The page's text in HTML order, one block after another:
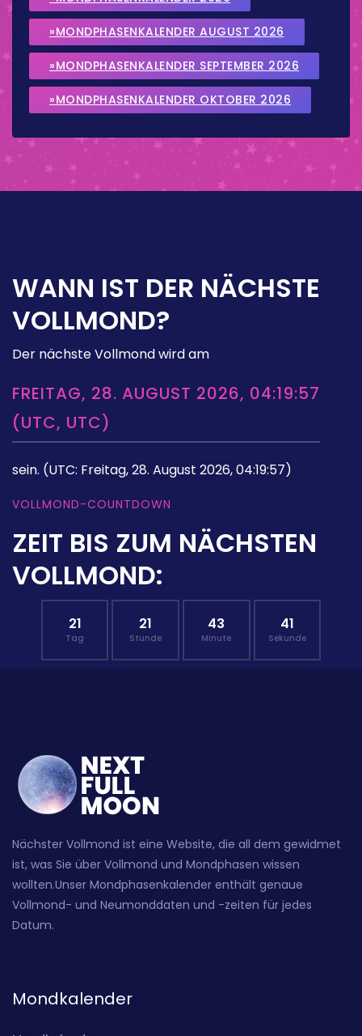
»MONDPHASENKALENDER AUGUST 2026
»MONDPHASENKALENDER SEPTEMBER 2026
»MONDPHASENKALENDER OKTOBER 2026
WANN IST DER NÄCHSTE
VOLLMOND?
Der nächste Vollmond wird am
FREITAG, 28. AUGUST 2026, 04:19:57
(UTC, UTC)
sein. (UTC: Freitag, 28. August 2026, 04:19:57)
VOLLMOND-COUNTDOWN
ZEIT BIS ZUM NÄCHSTEN
VOLLMOND:
21
Tag
21
Stunde
43
Minute
40
Sekunde
Nächster Vollmond ist eine Website, die all dem gewidmet
ist, was Sie über Vollmond und Mondphasen wissen
wollten.Unser Mondphasenkalender enthält genaue
Vollmond- und Neumonddaten und -zeiten für jedes
Datum.
Mondkalender